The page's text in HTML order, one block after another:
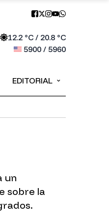
12.2°C / 20.8°C
5900/ 5960
EDITORIAL ⌄
un
sobre la